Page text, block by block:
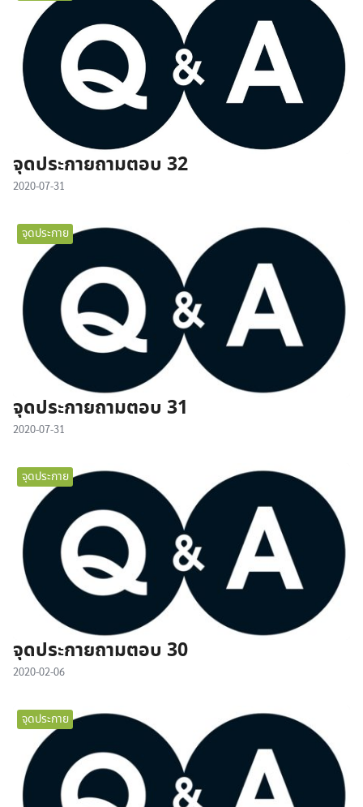
จุดประกายถามตอบ 32
2020-07-31
จุดประกาย
จุดประกายถามตอบ 31
2020-07-31
จุดประกาย
จุดประกายถามตอบ 30
2020-02-06
จุดประกาย